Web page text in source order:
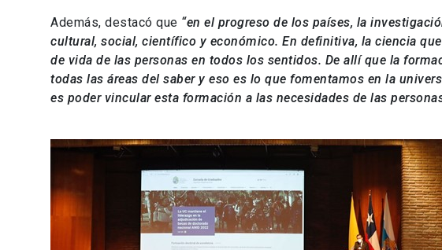
Además, destacó que “en el progreso de los países, la
cultural, social, científico y económico. En definitiva, la ciencia
de vida de las personas en todos los sentidos. De allí que la
todas las áreas del saber y eso es lo que fomentamos en la
es poder vincular esta formación a las necesidades de las